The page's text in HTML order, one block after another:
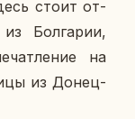
стоит от­
Бол­га­рии,
на
из До­нец­